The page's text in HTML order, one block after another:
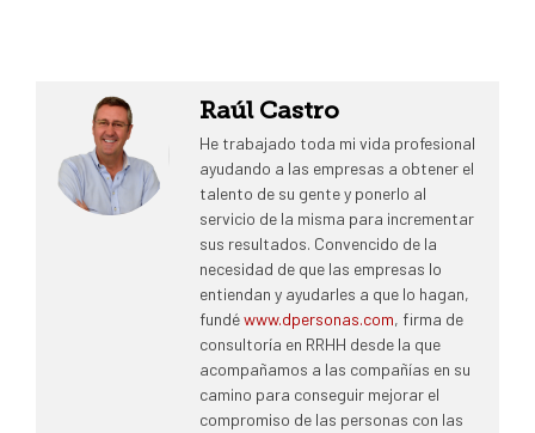
Raúl Castro
He trabajado toda mi vida profesional
ayudando a las empresas a obtener el
talento de su gente y ponerlo al
servicio de la misma para incrementar
sus resultados. Convencido de la
necesidad de que las empresas lo
entiendan y ayudarles a que lo hagan,
fundéwww.dpersonas.com, firma de
consultoría en RRHH desde la que
acompañamos a las compañías en su
camino para conseguir mejorar el
compromiso de las personas con las